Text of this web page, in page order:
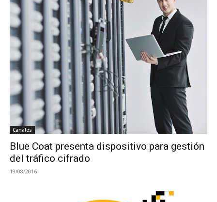
Canales
Blue Coat presenta dispositivo para gestión
del tráfico cifrado
19/08/2016